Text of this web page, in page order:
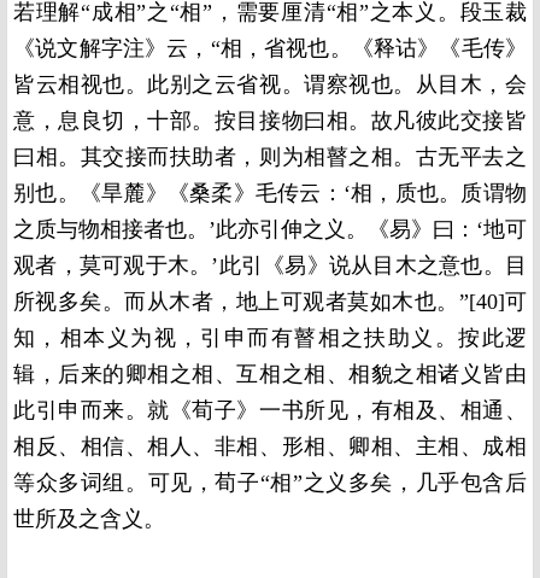
若理解“成相”之“相”，需要厘清“相”之本义。段玉裁
《说文解字注》云，“相，省视也。《释诂》《毛传》
皆云相视也。此别之云省视。谓察视也。从目木，会
意，息良切，十部。按目接物曰相。故凡彼此交接皆
曰相。其交接而扶助者，则为相瞽之相。古无平去之
别也。《旱麓》《桑柔》毛传云：‘相，质也。质谓物
之质与物相接者也。’此亦引伸之义。《易》曰：‘地可
观者，莫可观于木。’此引《易》说从目木之意也。目
所视多矣。而从木者，地上可观者莫如木也。”[40]可
知，相本义为视，引申而有瞽相之扶助义。按此逻
辑，后来的卿相之相、互相之相、相貌之相诸义皆由
此引申而来。就《荀子》一书所见，有相及、相通、
相反、相信、相人、非相、形相、卿相、主相、成相
等众多词组。可见，荀子“相”之义多矣，几乎包含后
世所及之含义。